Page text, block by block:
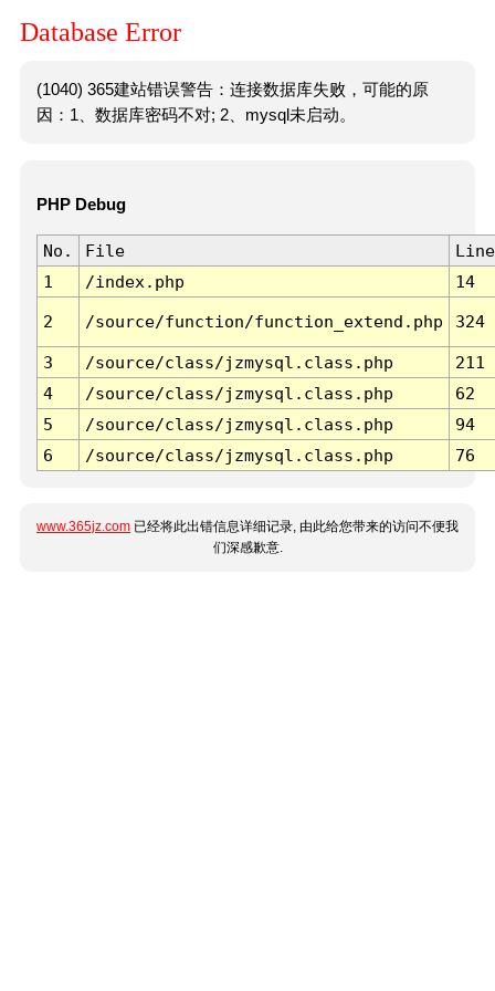
Database Error
(1040) 365建站错误警告：连接数据库失败，可能的原
因：1、数据库密码不对; 2、mysql未启动。
PHP Debug
No. File
Line
1
/index.php 14
2 /source/function/function_extend.php 324
3 /source/class/jzmysql.class.php
211
4
/source/class/jzmysql.class.php
62
5
/source/class/jzmysql.class.php
94
6
/source/class/jzmysql.class.php 76
www.365jz.com 已经将此出错信息详细记录, 由此给您带来的访问不便我
们深感歉意.